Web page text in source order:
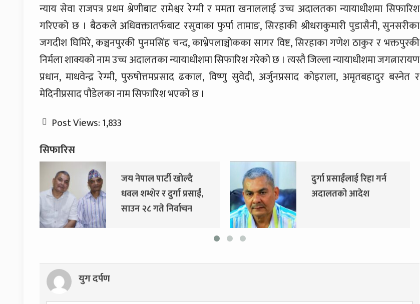
न्याय सेवा राजपत्र प्रथम श्रेणीबाट रामेश्वर रेग्मी र ममता खनाललाई उच्च अदालतका न्यायाधीशमा सिफारिश
गरिएको छ । बैठकले अधिवक्तातर्फबाट रसुवाका फुर्पा तामाङ, सिरहाकी श्रीधराकुमारी पुडासैनी, सुनसरीका
जगदीश घिमिरे, कञ्चनपुरकी पुनमसिंह चन्द, काभ्रेपलाञ्चोकका सागर विष्ट, सिरहाका गणेश ठाकुर र भक्तपुरकी
निर्मला शाक्यको नाम उच्च अदालतका न्यायाधीशमा सिफारिश गरेको छ । त्यस्तै जिल्ला न्यायाधीशमा जगत्नारायण
प्रधान, माधवेन्द्र रेग्मी, पुरुषोत्तमप्रसाद ढकाल, विष्णु सुवेदी, अर्जुनप्रसाद कोइराला, अमृतबहादुर बस्नेत र
मेदिनीप्रसाद पौडेलका नाम सिफारिश भएको छ ।
Post Views:1,833
सिफारिस
जय नेपाल पार्टी खोल्दै
धवल शम्शेर र दुर्गा प्रसाईं,
साउन २८ गते निर्वाचन
आयोग जाने
दुर्गा प्रसाईंलाई रिहा गर्न
अदालतको आदेश
युग दर्पण